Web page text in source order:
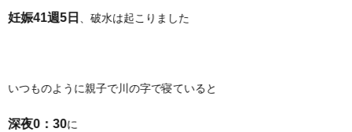
妊娠41週5日 、破水は起こりました
いつものように親子で川の字で寝ていると
深夜0：30に